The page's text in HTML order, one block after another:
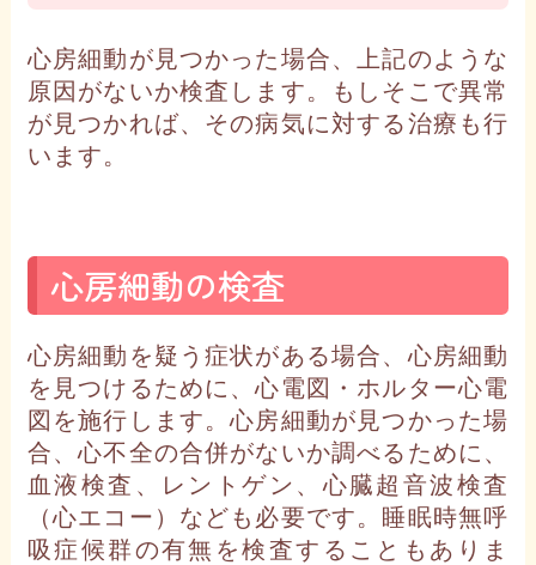
心房細動が見つかった場合、上記のような
原因がないか検査します。もしそこで異常
が見つかれば、その病気に対する治療も行
います。
心房細動の検査
心房細動を疑う症状がある場合、心房細動
を見つけるために、心電図・ホルター心電
図を施行します。心房細動が見つかった場
合、心不全の合併がないか調べるために、
血液検査、レントゲン、心臓超音波検査
（心エコー）なども必要です。睡眠時無呼
吸症候群の有無を検査することもありま